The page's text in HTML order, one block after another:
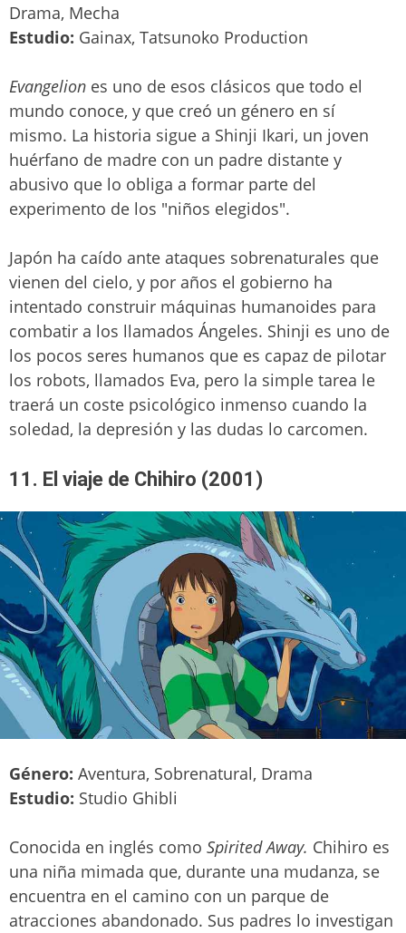
Drama, Mecha
Estudio: Gainax, Tatsunoko Production
Evangelion es uno de esos clásicos que todo el
mundo conoce, y que creó un género en sí
mismo. La historia sigue a Shinji Ikari, un joven
huérfano de madre con un padre distante y
abusivo que lo obliga a formar parte del
experimento de los "niños elegidos".
Japón ha caído ante ataques sobrenaturales que
vienen del cielo, y por años el gobierno ha
intentado construir máquinas humanoides para
combatir a los llamados Ángeles. Shinji es uno de
los pocos seres humanos que es capaz de pilotar
los robots, llamados Eva, pero la simple tarea le
traerá un coste psicológico inmenso cuando la
soledad, la depresión y las dudas lo carcomen.
11. El viaje de Chihiro (2001)
Género: Aventura, Sobrenatural, Drama
Estudio: Studio Ghibli
Conocida en inglés como Spirited Away. Chihiro es
una niña mimada que, durante una mudanza, se
encuentra en el camino con un parque de
atracciones abandonado. Sus padres lo investigan